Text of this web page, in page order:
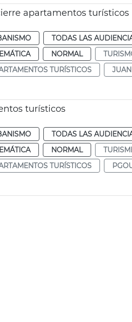
apartamentos turísticos
TODAS LAS
NORMAL
TURÍSTICOS
turísticos
TODAS LAS
NORMAL
TURÍSTICOS